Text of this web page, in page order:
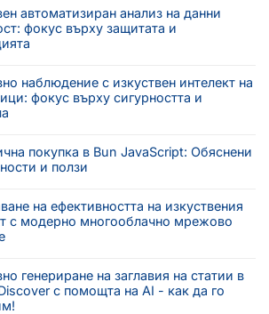
автоматизиран анализ на данни
фокус върху защитата и
наблюдение с изкуствен интелект на
фокус върху сигурността и
покупка в Bun JavaScript: Обяснени
и ползи
на ефективността на изкуствения
с модерно многооблачно мрежово
генериране на заглавия на статии в
с помощта на AI - как да го